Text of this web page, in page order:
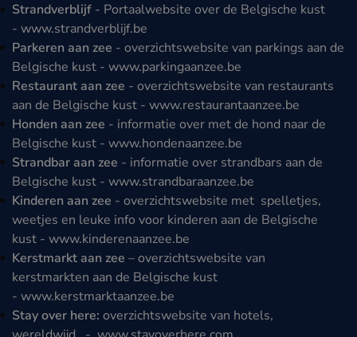
Strandverblijf - Portaalwebsite over de Belgische kust
- www.strandverblijf.be
Parkeren aan zee - overzichtswebsite van parkings aan de
Belgische kust - www.parkingaanzee.be
Restaurant aan zee - overzichtswebsite van restaurants
aan de Belgische kust - www.restaurantaanzee.be
Honden aan zee - informatie over met de hond naar de
Belgische kust - www.hondenaanzee.be
Strandbar aan zee - informatie over strandbars aan de
Belgische kust - www.strandbaraanzee.be
Kinderen aan zee - overzichtswebsite met spelletjes,
weetjes en leuke info voor kinderen aan de Belgische
kust - www.kinderenaanzee.be
Kerstmarkt aan zee – overzichtswebsite van
kerstmarkten aan de Belgische kust
- www.kerstmarktaanzee.be
Stay over here: overzichtswebsite van hotels,